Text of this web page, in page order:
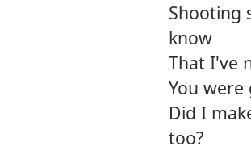
Shooting
know
That I've
You were
Did I
too?